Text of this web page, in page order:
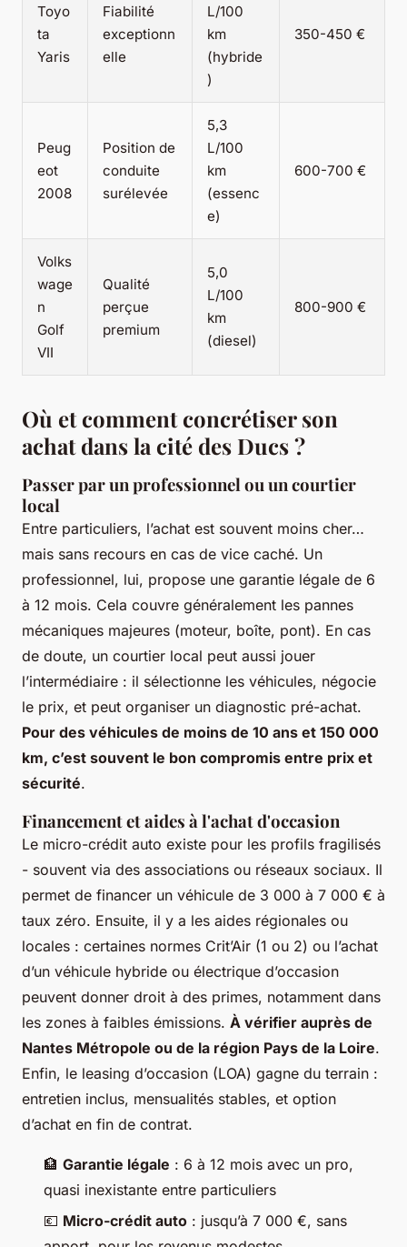
Toyo
ta
Yaris
Fiabilité
exceptionn
elle
L/100
km
(hybride
)
350-450 €
Peug
eot
2008
Position de
conduite
surélevée
5,3
L/100
km
(essenc
e)
600-700 €
Volks
wage
n
Golf
VII
Qualité
perçue
premium
5,0
L/100
km
(diesel)
800-900 €
Où et comment concrétiser son
achat dans la cité des Ducs ?
Passer par un professionnel ou un courtier
local
Entre particuliers, l’achat est souvent moins cher…
mais sans recours en cas de vice caché. Un
professionnel, lui, propose une garantie légale de 6
à 12 mois. Cela couvre généralement les pannes
mécaniques majeures (moteur, boîte, pont). En cas
de doute, un courtier local peut aussi jouer
l’intermédiaire : il sélectionne les véhicules, négocie
le prix, et peut organiser un diagnostic pré-achat.
Pour des véhicules de moins de 10 ans et 150 000
km, c’est souvent le bon compromis entre prix et
sécurité.
Financement et aides à l'achat d'occasion
Le micro-crédit auto existe pour les profils fragilisés
- souvent via des associations ou réseaux sociaux. Il
permet de financer un véhicule de 3 000 à 7 000 € à
taux zéro. Ensuite, il y a les aides régionales ou
locales : certaines normes Crit’Air (1 ou 2) ou l’achat
d’un véhicule hybride ou électrique d’occasion
peuvent donner droit à des primes, notamment dans
les zones à faibles émissions. À vérifier auprès de
Nantes Métropole ou de la région Pays de la Loire.
Enfin, le leasing d’occasion (LOA) gagne du terrain :
entretien inclus, mensualités stables, et option
d’achat en fin de contrat.
🏦 Garantie légale : 6 à 12 mois avec un pro,
quasi inexistante entre particuliers
💶 Micro-crédit auto : jusqu’à 7 000 €, sans